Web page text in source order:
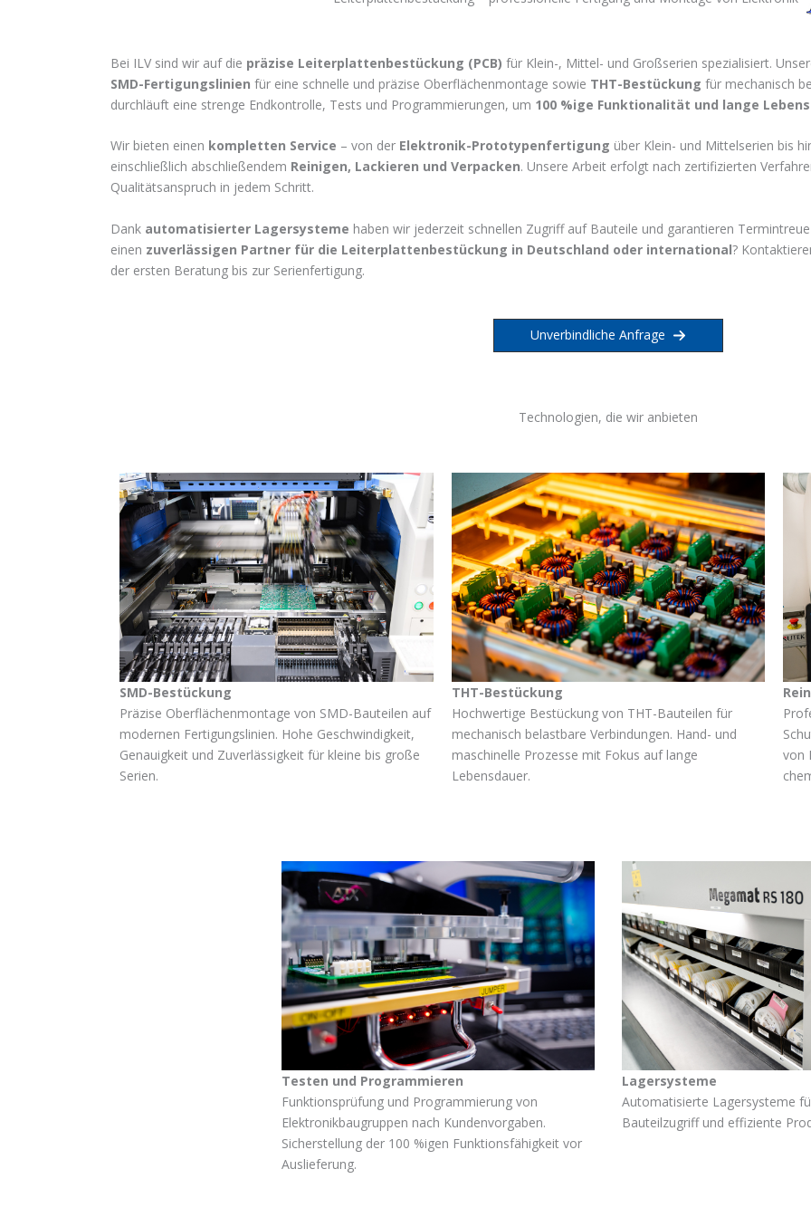
Bei ILV sind wir auf die präzise Leiterplattenbestückung (PCB) für Klein-, Mittel- und Großserien spezialisiert.
SMD-Fertigungslinien für eine schnelle und präzise Oberflächenmontage sowie THT-Bestückung für mechanisch
durchläuft eine strenge Endkontrolle, Tests und Programmierungen, um 100 %ige Funktionalität und lange
Wir bieten einen kompletten Service – von der Elektronik-Prototypenfertigung über Klein- und Mittelserien bis
einschließlich abschließendem Reinigen, Lackieren und Verpacken. Unsere Arbeit erfolgt nach zertifizierten
Qualitätsanspruch in jedem Schritt.
Dank automatisierter Lagersysteme haben wir jederzeit schnellen Zugriff auf Bauteile und garantieren
einen zuverlässigen Partner für die Leiterplattenbestückung in Deutschland oder international?
der ersten Beratung bis zur Serienfertigung.
Unverbindliche Anfrage
Technologien, die wir anbieten
SMD-Bestückung
Präzise Oberflächenmontage von SMD-Bauteilen auf
modernen Fertigungslinien. Hohe Geschwindigkeit,
Genauigkeit und Zuverlässigkeit für kleine bis große
Serien.
THT-Bestückung
Hochwertige Bestückung von THT-Bauteilen für
mechanisch belastbare Verbindungen. Hand- und
maschinelle Prozesse mit Fokus auf lange
Lebensdauer.
von
Testen und Programmieren
Funktionsprüfung und Programmierung von
Elektronikbaugruppen nach Kundenvorgaben.
Sicherstellung der 100 %igen Funktionsfähigkeit vor
Auslieferung.
Lagersysteme
Automatisierte Lagersysteme
Bauteilzugriff und effiziente